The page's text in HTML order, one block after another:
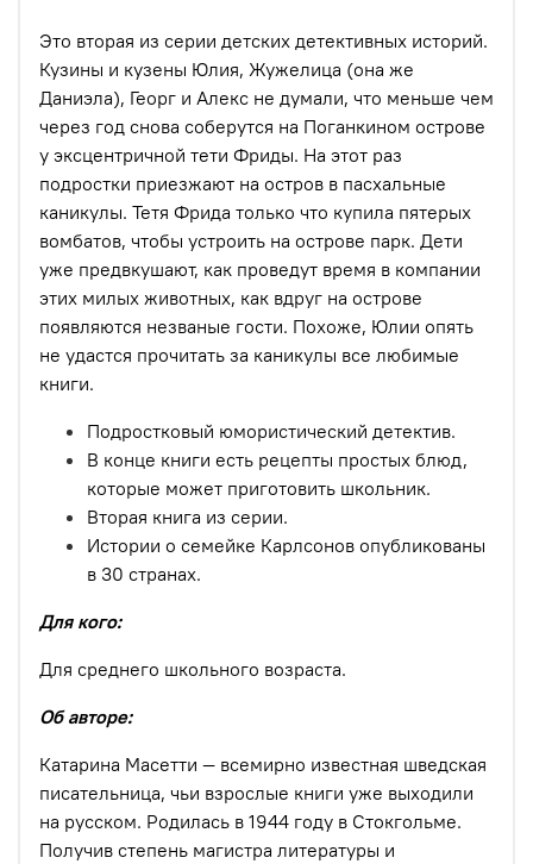
Это вторая из серии детских детективных историй.
Кузины и кузены Юлия, Жужелица (она же
Даниэла), Георг и Алекс не думали, что меньше чем
через год снова соберутся на Поганкином острове
у эксцентричной тети Фриды. На этот раз
подростки приезжают на остров в пасхальные
каникулы. Тетя Фрида только что купила пятерых
вомбатов, чтобы устроить на острове парк. Дети
уже предвкушают, как проведут время в компании
этих милых животных, как вдруг на острове
появляются незваные гости. Похоже, Юлии опять
не удастся прочитать за каникулы все любимые
книги.
Подростковый юмористический детектив.
В конце книги есть рецепты простых блюд,
которые может приготовить школьник.
Вторая книга из серии.
Истории о семейке Карлсонов опубликованы
в 30 странах.
Для кого:
Для среднего школьного возраста.
Об авторе:
Катарина Масетти — всемирно известная шведская
писательница, чьи взрослые книги уже выходили
на русском. Родилась в 1944 году в Стокгольме.
Получив степень магистра литературы и